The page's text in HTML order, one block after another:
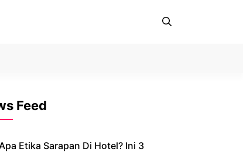
Feed
Etika Sarapan Di Hotel? Ini 3